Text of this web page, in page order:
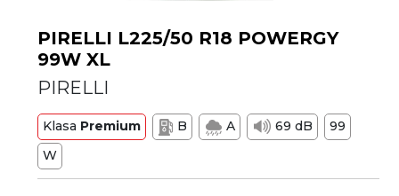
PIRELLI L225/50 R18 POWERGY
99W XL
PIRELLI
Klasa Premium B A 69 dB
99
W